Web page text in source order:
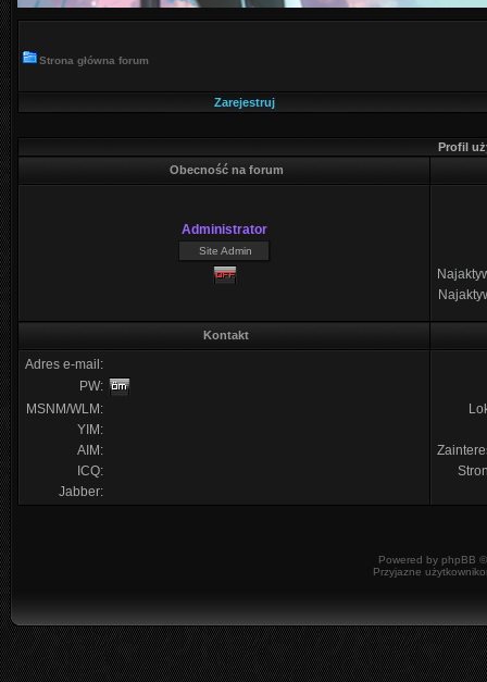
Strona główna forum
Zarejestruj
Profil
Obecność na forum
Administrator
Site Admin
Kontakt
Adres e-mail:
PW:
MSNM/WLM:
YIM:
AIM:
ICQ:
Jabber:
Powered by phpBB
Przyjazne